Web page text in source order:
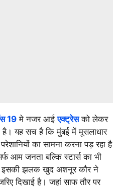
19 मे नजर आईएक्ट्रेस को लेकर
यह सच है कि मुंबई में मूसलाधार
का सामना करना पड़ रहा है
आम जनता बल्कि स्टार्स का भी
इसकी झलक खुद अशनूर कौर ने
दिखाई है। जहां साफ तौर पर